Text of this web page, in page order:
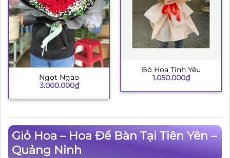
Ngọt Ngào
3.000.000₫
Bó Hoa Tình Yêu
1.050.000₫
Giỏ Hoa – Hoa Để Bàn Tại Tiên Yên –
Quảng Ninh